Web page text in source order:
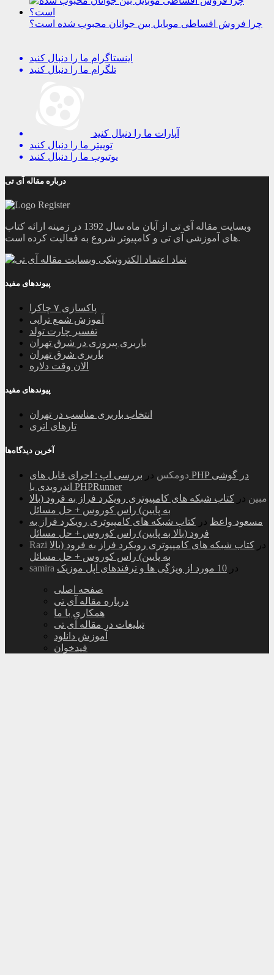
چرا فروش اقساطی موبایل بین جوانان محبوب شده است؟
اینستاگرام ما را دنبال کنید
تلگرام ما را دنبال کنید
آپارات ما را دنبال کنید
توییتر ما را دنبال کنید
یوتیوب ما را دنبال کنید
درباره مقاله آی تی
وبسایت مقاله آی تی از آبان ماه سال 1392 در زمینه ارائه کتاب
های آموزشی آی تی و کامپیوتر شروع به فعالیت کرده است.
پیوندهای مفید
پاکسازی ۷ چاکرا
آموزش شمع تراپی
تفسیر چارت تولد
باربری پیروزی در شرق تهران
باربری شرق تهران
الان وقت دلاره
پیوندهای مفید
انتخاب باربری مناسب در تهران
تارهای اتری
آخرین دیدگاه‌ها
دومکس در بررسی اپ : اجرای فایل های PHP در گوشی
اندرویدی با PHPRunner
مبین در کتاب شبکه های کامپیوتری رویکرد فراز به فرود (بالا
به پایین) راس کوروس + حل مسائل
مسعود واعظ در کتاب شبکه های کامپیوتری رویکرد فراز به
فرود (بالا به پایین) راس کوروس + حل مسائل
Razi
در کتاب شبکه های کامپیوتری رویکرد فراز به فرود (بالا
به پایین) راس کوروس + حل مسائل
samira
در 10 مورد از ویژگی ها و ترفندهای اپل موزیک
صفحه اصلی
درباره مقاله آی تی
همکاری با ما
تبلیغات در مقاله آی تی
آموزش دانلود
فیدخوان